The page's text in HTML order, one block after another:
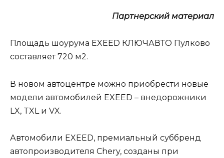
Партнерский материал​
Площадь шоурума EXEED КЛЮЧАВТО Пулково
составляет 720 м2.
В новом автоцентре можно приобрести новые
модели автомобилей EXEED – внедорожники
LX, TXL и VX.
Автомобили EXEED, премиальный суббренд
автопроизводителя Chery, созданы при